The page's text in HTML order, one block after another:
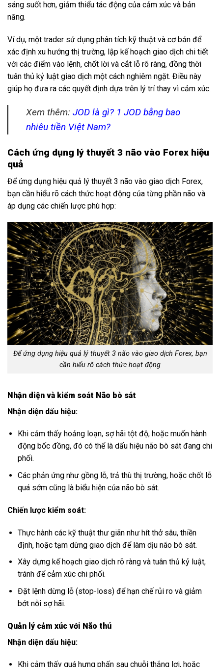
sáng suốt hơn, giảm thiểu tác động của cảm xúc và bản
năng.
Ví dụ, một trader sử dụng phân tích kỹ thuật và cơ bản để
xác định xu hướng thị trường, lập kế hoạch giao dịch chi tiết
với các điểm vào lệnh, chốt lời và cắt lỗ rõ ràng, đồng thời
tuân thủ kỷ luật giao dịch một cách nghiêm ngặt. Điều này
giúp họ đưa ra các quyết định dựa trên lý trí thay vì cảm xúc.
Xem thêm: JOD là gì? 1 JOD bằng bao
nhiêu tiền Việt Nam?
Cách ứng dụng lý thuyết 3 não vào Forex hiệu
quả
Để ứng dụng hiệu quả lý thuyết 3 não vào giao dịch Forex,
bạn cần hiểu rõ cách thức hoạt động của từng phần não và
áp dụng các chiến lược phù hợp:
Để ứng dụng hiệu quả lý thuyết 3 não vào giao dịch Forex, bạn
cần hiểu rõ cách thức hoạt động
Nhận diện và kiểm soát Não bò sát
Nhận diện dấu hiệu:
Khi cảm thấy hoảng loạn, sợ hãi tột độ, hoặc muốn hành
động bốc đồng, đó có thể là dấu hiệu não bò sát đang chi
phối.
Các phản ứng như gồng lỗ, trả thù thị trường, hoặc chốt lỗ
quá sớm cũng là biểu hiện của não bò sát.
Chiến lược kiểm soát:
Thực hành các kỹ thuật thư giãn như hít thở sâu, thiền
định, hoặc tạm dừng giao dịch để làm dịu não bò sát.
Xây dựng kế hoạch giao dịch rõ ràng và tuân thủ kỷ luật,
tránh để cảm xúc chi phối.
Đặt lệnh dừng lỗ (stop-loss) để hạn chế rủi ro và giảm
bớt nỗi sợ hãi.
Quản lý cảm xúc với Não thú
Nhận diện dấu hiệu:
Khi cảm thấy quá hưng phấn sau chuỗi thắng lợi, hoặc